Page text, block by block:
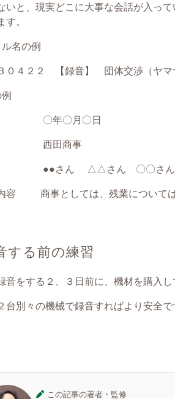
いと、現実どこに大事な会話が入っ
。
名の例
０４２２ 【録音】 団体交渉（ヤマ
〇年〇月〇日
西田商事
●●さん △△さん 〇〇さん
容 商事としては、残業については
する前の練習
音をする２、３日前に、機材を購入
台別々の機械で録音すればより安全で
この記事の著者・監修